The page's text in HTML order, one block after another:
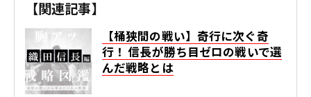
【関連記事】
【桶狭間の戦い】奇行に次ぐ奇
行！ 信長が勝ち目ゼロの戦いで選
んだ戦略とは